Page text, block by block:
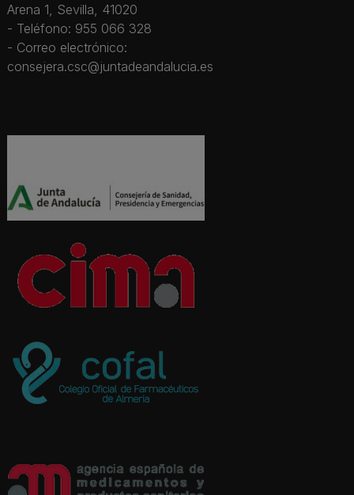
Arena 1, Sevilla, 41020
- Teléfono: 955 066 328
- Correo electrónico:
consejera.csc@juntadeandalucia.es